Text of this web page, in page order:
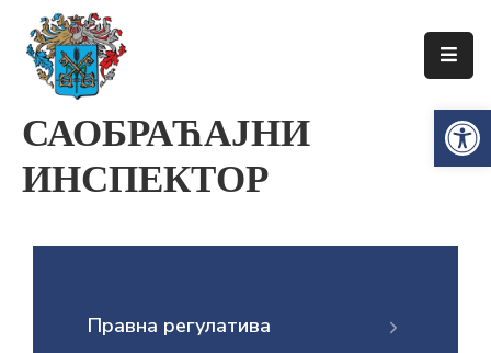
Упознајте
Сенту
Локална
самоуправа
САОБРАЋАЈНИ
ИНСПЕКТОР
Правна регулатива